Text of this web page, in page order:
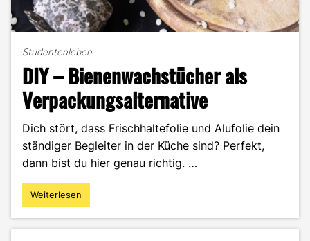
Studentenleben
DIY – Bienenwachstücher als
Verpackungsalternative
Dich stört, dass Frischhaltefolie und Alufolie dein
ständiger Begleiter in der Küche sind? Perfekt,
dann bist du hier genau richtig. …
"DIY
–
Weiterlesen